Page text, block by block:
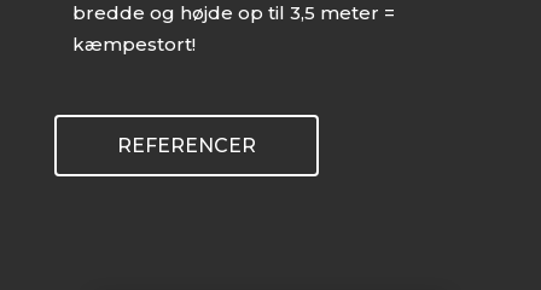
bredde og højde op til 3,5 meter =
kæmpestort!
REFERENCER